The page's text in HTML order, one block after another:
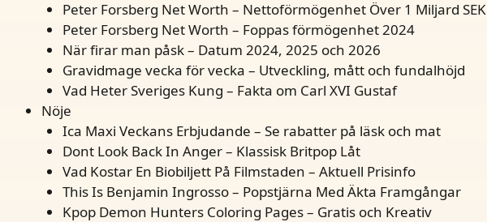
Peter Forsberg Net Worth – Nettoförmögenhet Över 1 Miljard SEK
Peter Forsberg Net Worth – Foppas förmögenhet 2024
När firar man påsk – Datum 2024, 2025 och 2026
Gravidmage vecka för vecka – Utveckling, mått och fundalhöjd
Vad Heter Sveriges Kung – Fakta om Carl XVI Gustaf
Nöje
Ica Maxi Veckans Erbjudande – Se rabatter på läsk och mat
Dont Look Back In Anger – Klassisk Britpop Låt
Vad Kostar En Biobiljett På Filmstaden – Aktuell Prisinfo
This Is Benjamin Ingrosso – Popstjärna Med Äkta Framgångar
Kpop Demon Hunters Coloring Pages – Gratis och Kreativ